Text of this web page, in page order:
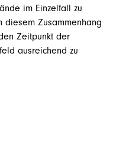
im Einzelfall zu
diesem Zusammenhang
Zeitpunkt der
ausreichend zu